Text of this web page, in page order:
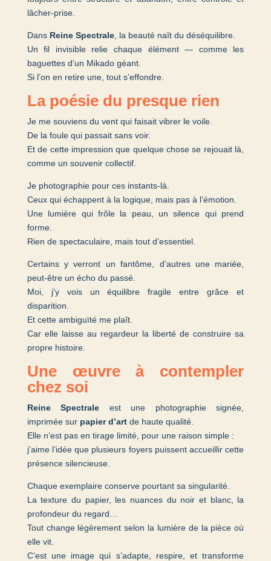
lâcher-prise.
Dans Reine Spectrale, la beauté naît du déséquilibre.
Un fil invisible relie chaque élément — comme les
baguettes d’un Mikado géant.
Si l’on en retire une, tout s’effondre.
La poésie du presque rien
Je me souviens du vent qui faisait vibrer le voile.
De la foule qui passait sans voir.
Et de cette impression que quelque chose se rejouait là,
comme un souvenir collectif.
Je photographie pour ces instants-là.
Ceux qui échappent à la logique, mais pas à l’émotion.
Une lumière qui frôle la peau, un silence qui prend
forme.
Rien de spectaculaire, mais tout d’essentiel.
Certains y verront un fantôme, d’autres une mariée,
peut-être un écho du passé.
Moi, j’y vois un équilibre fragile entre grâce et
disparition.
Et cette ambiguïté me plaît.
Car elle laisse au regardeur la liberté de construire sa
propre histoire.
Une œuvre à contempler
chez soi
Reine Spectrale est une photographie signée,
imprimée sur papier d’artde haute qualité.
Elle n’est pas en tirage limité, pour une raison simple :
j’aime l’idée que plusieurs foyers puissent accueillir cette
présence silencieuse.
Chaque exemplaire conserve pourtant sa singularité.
La texture du papier, les nuances du noir et blanc, la
profondeur du regard…
Tout change légèrement selon la lumière de la pièce où
elle vit.
C’est une image qui s’adapte, respire, et transforme